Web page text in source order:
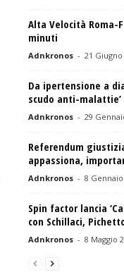
Alta Velocità Roma-
minuti
Adnkronos - 21 Giugno
Da ipertensione a
scudo anti-malattie’
Adnkronos - 29
Referendum
appassiona,
Adnkronos - 8 Gennaio
Spin factor lancia
con Schillaci,
Adnkronos - 8 Maggio